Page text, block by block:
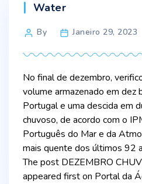
Categories
Water
PostBy Janeiro 29, 2023
No final de dezembro,
volume armazenado em dez
Portugal e uma descida em
chuvoso, de acordo com o
Português do Mar e da
mais quente dos últimos 92
The post DEZEMBRO
appeared first on Portal da